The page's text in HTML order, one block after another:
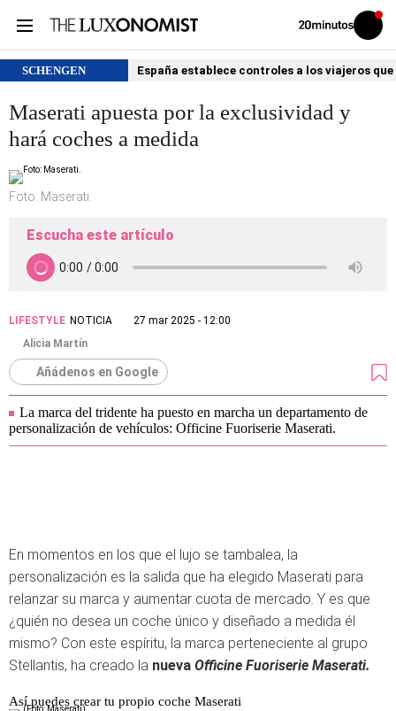
Volver
Iniciar
sesión
SCHENGEN España establece controles a los viajeros
Maserati apuesta por la exclusividad y
hará coches a medida
Foto: Maserati.
Escucha este artículo
LIFESTYLE NOTICIA
27 mar 2025 - 12:00
Alicia Martín
Añádenos en Google
La marca del tridente ha puesto en marcha un departamento de
personalización de vehículos: Officine Fuoriserie Maserati.
En momentos en los que el lujo se tambalea, la
personalización es la salida que ha elegido Maserati para
relanzar su marca y aumentar cuota de mercado. Y es que
¿quién no desea un coche único y diseñado a medida él
mismo? Con este espíritu, la marca perteneciente al grupo
Stellantis, ha creado la nueva Officine Fuoriserie Maserati.
Así puedes crear tu propio coche Maserati